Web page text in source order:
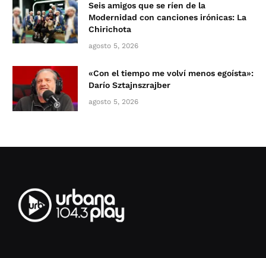
Seis amigos que se ríen de la
Modernidad con canciones irónicas: La
Chirichota
agosto 5, 2026
«Con el tiempo me volví menos egoísta»:
Darío Sztajnszrajber
agosto 5, 2026